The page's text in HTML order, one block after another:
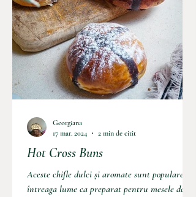
Hot Cross Buns
Aceste chifle dulci și aromate sunt populare în
întreaga lume ca preparat pentru mesele de
Georgiana
17 mar. 2024
2 min de citit